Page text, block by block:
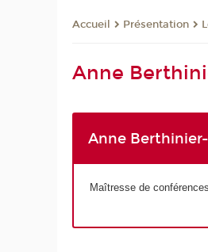
Accueil Présentation
Anne
Anne
Maîtresse de